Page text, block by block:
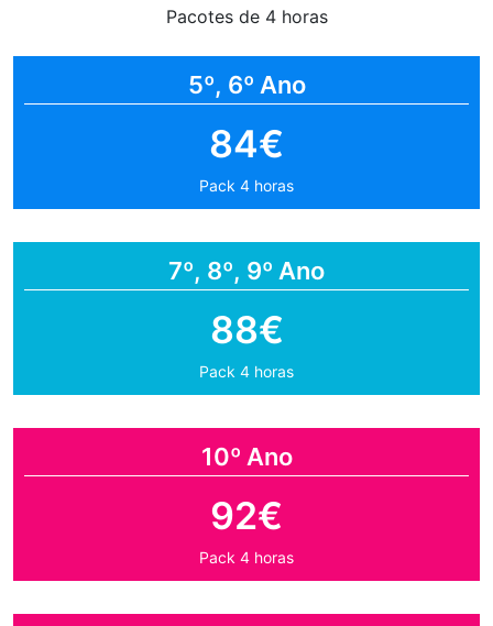
Pacotes de 4 horas
5º, 6º Ano
84€
Pack 4 horas
7º, 8º, 9º Ano
88€
Pack 4 horas
10º Ano
92€
Pack 4 horas